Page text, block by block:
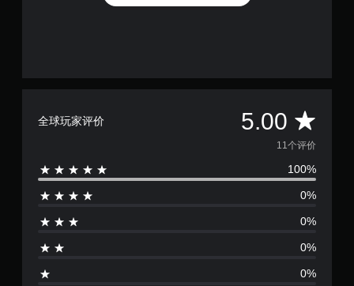
全球玩家评价 5.00 平
均
评
价
颗
11个评价
100%
0%
0%
0%
0%